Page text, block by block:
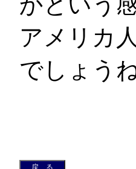
アメリカ
でしょうね